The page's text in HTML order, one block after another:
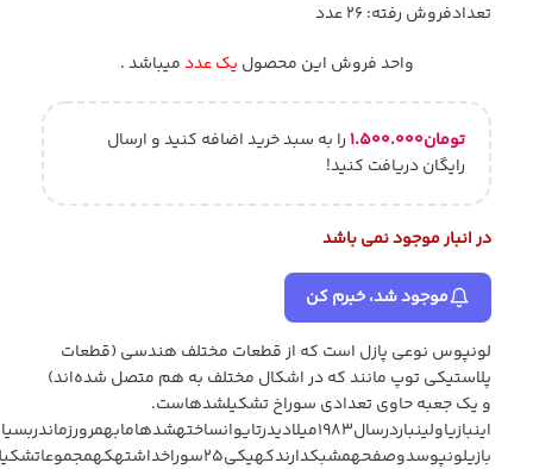
تعدادفروش رفته: 26 عدد
واحد فروش این محصول یک عددمیباشد .
تومان۱.۵۰۰.۰۰۰ را به سبد خرید اضافه کنید و ارسال
رایگان دریافت کنید!
در انبار موجود نمی باشد
موجود شد، خبرم کن
لونپوس نوعی پازل است که از قطعات مختلف هندسی (قطعات
پلاستیکی توپ مانند که در اشکال مختلف به هم‌ متصل شده‌اند)
و یک جعبه حاوی تعدادی سوراخ تشکیلشدهاست.
اینبازیاولینباردرسال۱۹۸۳میلادیدرتایوانساختهشدهامابهمرورزماندربسیاریازکشورهایجهانتوزیعیابازتولیدگشتهاست.